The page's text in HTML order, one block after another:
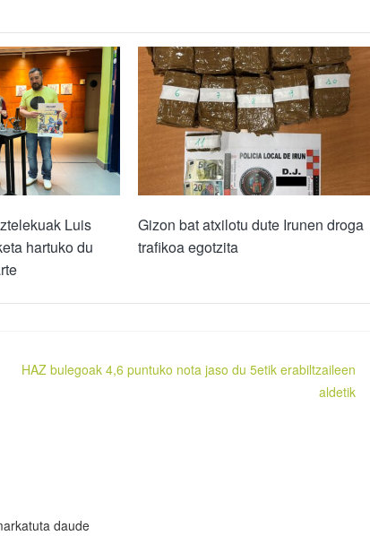
Luis
hartuko du
Gizon bat atxilotu dute Irunen droga
trafikoa egotzita
HAZ bulegoak 4,6 puntuko nota jaso du 5etik erabiltzaileen
aldetik
daude